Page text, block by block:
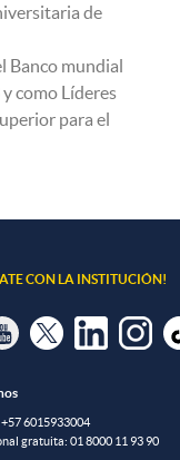
de
Banco mundial
como Líderes
para el
CON LA INSTITUCIÓN!
+57 6015933004
gratuita: 01 8000 11 93 90